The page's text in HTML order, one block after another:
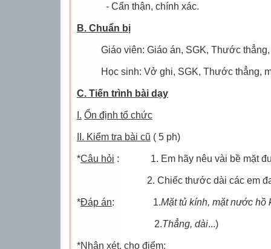
- Cẩn thận, chính xác.
B. Chuẩn bị
Giáo viên: Giáo án, SGK, Thước
Học sinh: Vở ghi, SGK, Thước thẳng,
C. Tiến trình bài dạy
I. Ổn định tổ chức
II. Kiểm tra bài cũ ( 5 ph)
*Câu hỏi :
1. Em hãy nêu vài bề mặt
2. Chiếc thước dài các em
*Đáp án: 1.Mặt tủ kính, mặt nước hồ
2.Thẳng, dài...)
*Nhận xét, cho điểm: